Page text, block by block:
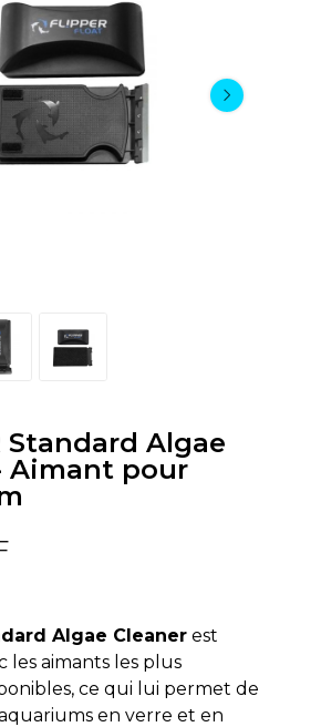
Standard Algae
Aimant pour
Algae Cleanerest
les aimants les plus
ce qui lui permet de
en verre et en